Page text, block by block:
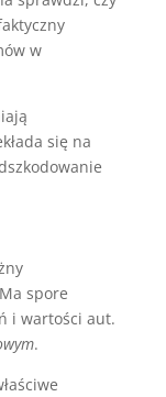
w
się na
spore
i wartości aut.
.